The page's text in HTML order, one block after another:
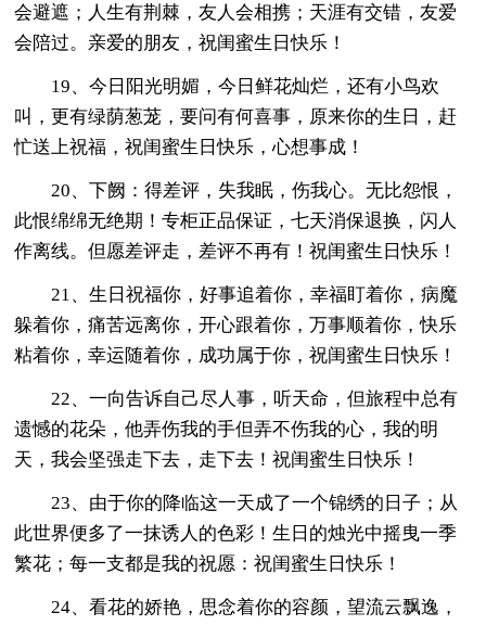
会避遮；人生有荆棘，友人会相携；天涯有交错，友爱
会陪过。亲爱的朋友，祝闺蜜生日快乐！
19、今日阳光明媚，今日鲜花灿烂，还有小鸟欢
叫，更有绿荫葱茏，要问有何喜事，原来你的生日，赶
忙送上祝福，祝闺蜜生日快乐，心想事成！
20、下阙：得差评，失我眠，伤我心。无比怨恨，
此恨绵绵无绝期！专柜正品保证，七天消保退换，闪人
作离线。但愿差评走，差评不再有！祝闺蜜生日快乐！
21、生日祝福你，好事追着你，幸福盯着你，病魔
躲着你，痛苦远离你，开心跟着你，万事顺着你，快乐
粘着你，幸运随着你，成功属于你，祝闺蜜生日快乐！
22、一向告诉自己尽人事，听天命，但旅程中总有
遗憾的花朵，他弄伤我的手但弄不伤我的心，我的明
天，我会坚强走下去，走下去！祝闺蜜生日快乐！
23、由于你的降临这一天成了一个锦绣的日子；从
此世界便多了一抹诱人的色彩！生日的烛光中摇曳一季
繁花；每一支都是我的祝愿：祝闺蜜生日快乐！
24、看花的娇艳，思念着你的容颜，望流云飘逸，